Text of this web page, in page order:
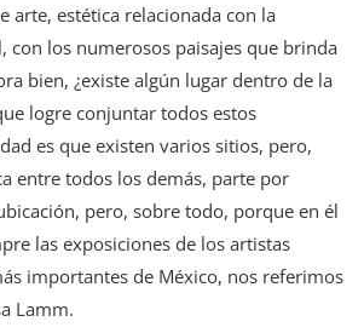
La
Exposición
Colectiva
Artistas
De
Casa
arte, estética relacionada con la
con los numerosos paisajes que brinda
bien, ¿existe algún lugar dentro de la
logre conjuntar todos estos
es que existen varios sitios, pero,
entre todos los demás, parte por
pero, sobre todo, porque en él
las exposiciones de los artistas
importantes de México, nos referimos
Lamm.